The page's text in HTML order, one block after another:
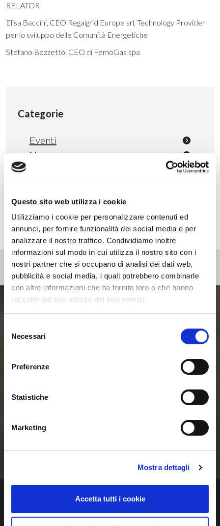
Questo sito web utilizza i cookie
Utilizziamo i cookie per personalizzare contenuti ed
annunci, per fornire funzionalità dei social media e per
analizzare il nostro traffico. Condividiamo inoltre
informazioni sul modo in cui utilizza il nostro sito con i
nostri partner che si occupano di analisi dei dati web,
pubblicità e social media, i quali potrebbero combinarle
con altre informazioni che ha fornito loro o che hanno
raccolto dal suo utilizzo dei loro servizi.
delNecessari
Preferenze
Statistiche
Marketing
Mostra dettagli
Accetta tutti i cookie
RELATORI
Elisa Baccini, CEO Regalgrid Europe srl, Technology Provider
per lo sviluppo delle Comunità Energetiche
Stefano Bozzetto, CEO di FemoGas spa
Categorie
Eventi
News
Press
Webinar
delle Comunità
Energetiche
Contattaci